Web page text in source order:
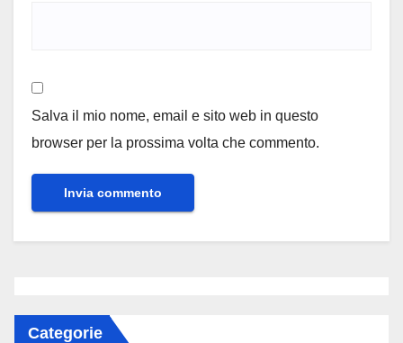
Salva il mio nome, email e sito web in questo
browser per la prossima volta che commento.
Categorie